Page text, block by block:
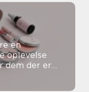
en
oplevelse
dem der er